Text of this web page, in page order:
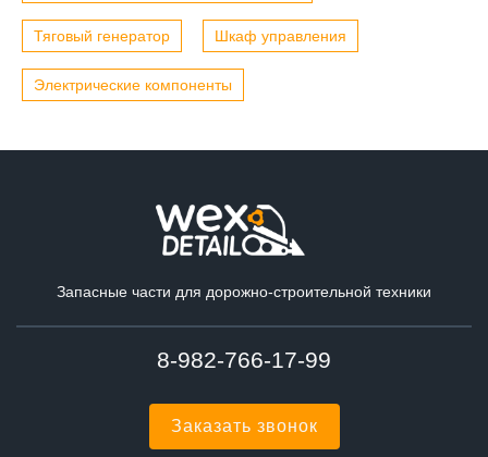
Тяговый генератор Шкаф управления
Электрические компоненты
Запасные части для дорожно-строительной техники
8-982-766-17-99
Заказать звонок